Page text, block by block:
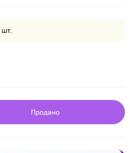
шт.
Продано